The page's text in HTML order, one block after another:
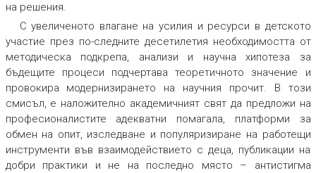
на решения.
С увеличеното влагане на усилия и ресурси в детското
участие през по-следните десетилетия необходимостта от
методическа подкрепа, анализи и научна хипотеза за
бъдещите процеси подчертава теоретичното значение и
провокира модернизирането на научния прочит. В този
смисъл, е наложително академичният свят да предложи на
професионалистите адекватни помагала, платформи за
обмен на опит, изследване и популяризиране на работещи
инструменти във взаимодействието с деца, публикации на
добри практики и не на последно място – антистигма